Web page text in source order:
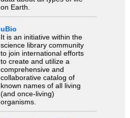
on Earth.
uBio
It is an initiative within the
science library community
to join international efforts
to create and utilize a
comprehensive and
collaborative catalog of
known names of all living
(and once-living)
organisms.